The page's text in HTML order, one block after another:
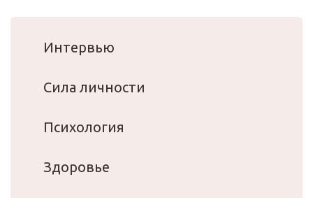
Интервью
Сила личности
Психология
Здоровье